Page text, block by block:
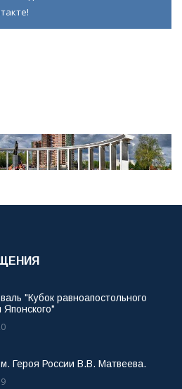
"Кубок равноапостольного
Героя России В.В. Матвеева.